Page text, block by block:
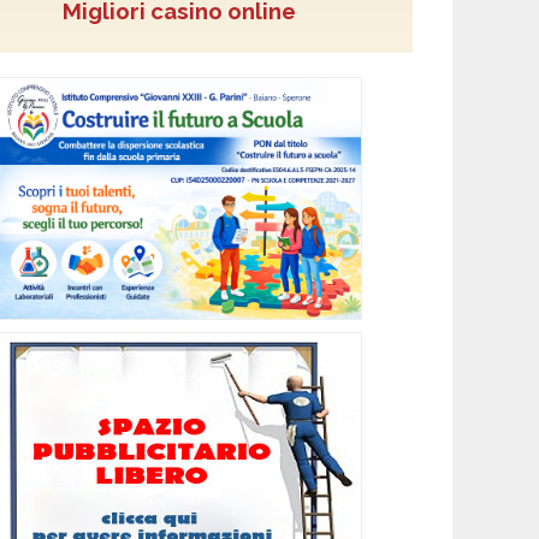
Migliori casino online